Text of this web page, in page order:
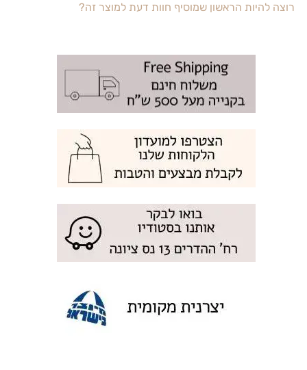
רוצה להיות הראשון שמוסיף חוות דעת למוצר זה?